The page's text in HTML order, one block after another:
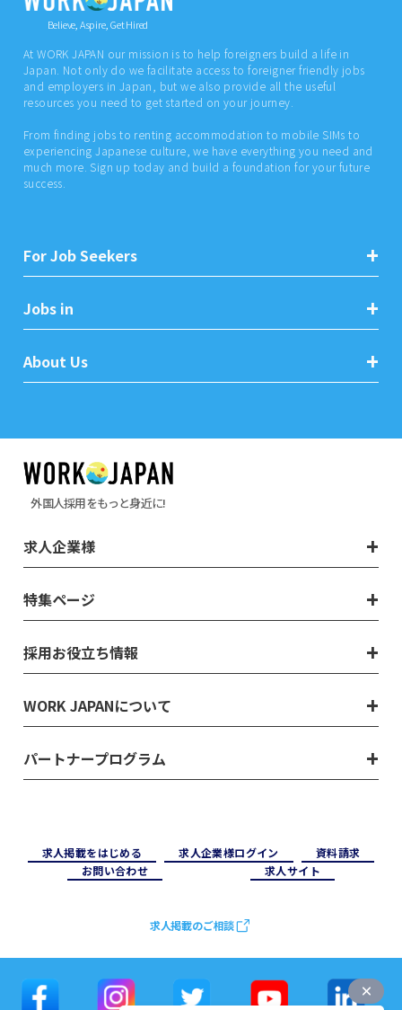
Believe, Aspire, Get Hired
At WORK JAPAN our mission is to help foreigners build a life in
Japan. Not only do we facilitate access to foreigner friendly jobs
and employers in Japan, but we also provide all the useful
resources you need to get started on your journey.
From finding jobs to renting accommodation to mobile SIMs to
experiencing Japanese culture, we have everything you need and
much more. Sign up today and build a foundation for your future
success.
For Job Seekers
Jobs in
About Us
外国人採用をもっと身近に!
求人企業様
特集ページ
採用お役立ち情報
WORK JAPANについて
パートナープログラム
求⼈掲載をはじめる 求⼈企業様ログイン
資料請求
お問い合わせ
求⼈サイト
求人掲載のご相談